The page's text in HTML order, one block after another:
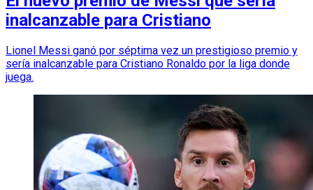
inalcanzable para Cristiano
Lionel Messi ganó por séptima vez un prestigioso premio y
sería inalcanzable para Cristiano Ronaldo por la liga donde
juega.